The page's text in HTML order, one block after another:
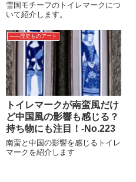
雪国モチーフのトイレマークにつ
いて紹介します。
――歴史ものアート
トイレマークが南蛮風だけ
ど中国風の影響も感じる？
持ち物にも注目！-No.223
南蛮と中国の影響を感じるトイレ
マークを紹介します